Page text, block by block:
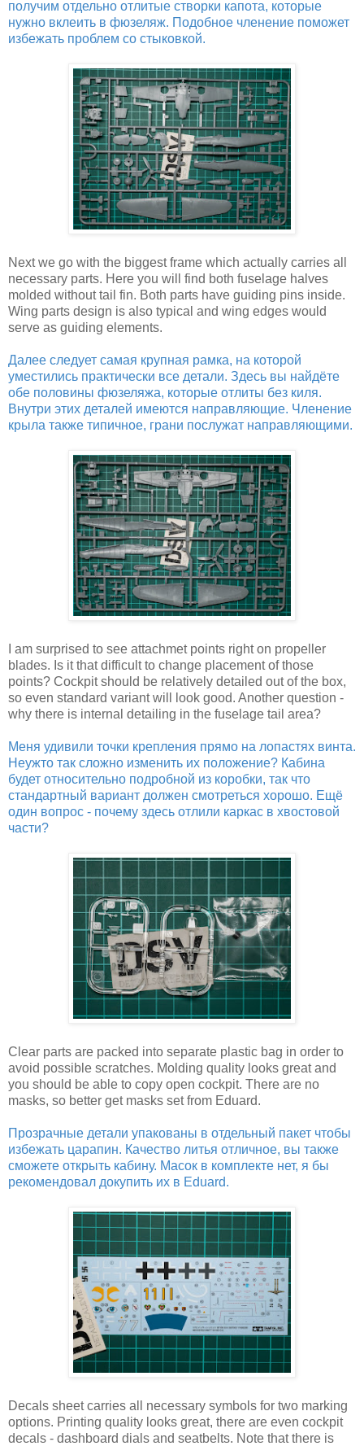
получим отдельно отлитые створки капота, которые
нужно вклеить в фюзеляж. Подобное членение поможет
избежать проблем со стыковкой.
Next we go with the biggest frame which actually carries all
necessary parts. Here you will find both fuselage halves
molded without tail fin. Both parts have guiding pins inside.
Wing parts design is also typical and wing edges would
serve as guiding elements.
Далее следует самая крупная рамка, на которой
уместились практически все детали. Здесь вы найдёте
обе половины фюзеляжа, которые отлиты без киля.
Внутри этих деталей имеются направляющие. Членение
крыла также типичное, грани послужат направляющими.
I am surprised to see attachmet points right on propeller
blades. Is it that difficult to change placement of those
points? Cockpit should be relatively detailed out of the box,
so even standard variant will look good. Another question -
why there is internal detailing in the fuselage tail area?
Меня удивили точки крепления прямо на лопастях винта.
Неужто так сложно изменить их положение? Кабина
будет относительно подробной из коробки, так что
стандартный вариант должен смотреться хорошо. Ещё
один вопрос - почему здесь отлили каркас в хвостовой
части?
Clear parts are packed into separate plastic bag in order to
avoid possible scratches. Molding quality looks great and
you should be able to copy open cockpit. There are no
masks, so better get masks set from Eduard.
Прозрачные детали упакованы в отдельный пакет чтобы
избежать царапин. Качество литья отличное, вы также
сможете открыть кабину. Масок в комплекте нет, я бы
рекомендовал докупить их в Eduard.
Decals sheet carries all necessary symbols for two marking
options. Printing quality looks great, there are even cockpit
decals - dashboard dials and seatbelts. Note that there is